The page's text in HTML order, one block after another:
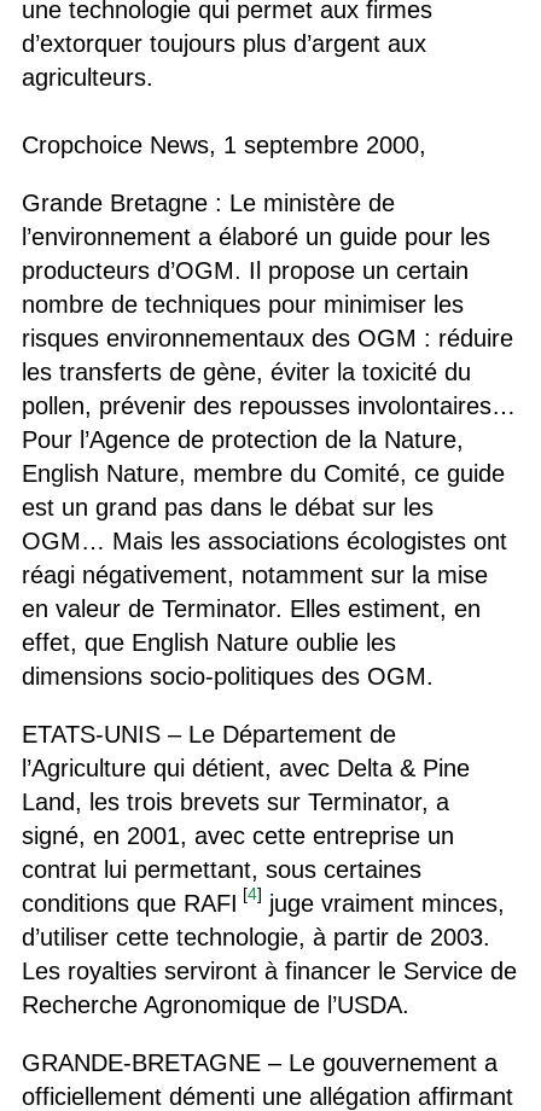
une technologie qui permet aux firmes
d’extorquer toujours plus d’argent aux
agriculteurs.
Cropchoice News, 1 septembre 2000,
Grande Bretagne : Le ministère de
l’environnement a élaboré un guide pour les
producteurs d’OGM. Il propose un certain
nombre de techniques pour minimiser les
risques environnementaux des OGM : réduire
les transferts de gène, éviter la toxicité du
pollen, prévenir des repousses involontaires…
Pour l’Agence de protection de la Nature,
English Nature, membre du Comité, ce guide
est un grand pas dans le débat sur les
OGM… Mais les associations écologistes ont
réagi négativement, notamment sur la mise
en valeur de Terminator. Elles estiment, en
effet, que English Nature oublie les
dimensions socio-politiques des OGM.
ETATS-UNIS – Le Département de
l’Agriculture qui détient, avec Delta & Pine
Land, les trois brevets sur Terminator, a
signé, en 2001, avec cette entreprise un
contrat lui permettant, sous certaines
conditions que RAFI [4] juge vraiment minces,
d’utiliser cette technologie, à partir de 2003.
Les royalties serviront à financer le Service de
Recherche Agronomique de l’USDA.
GRANDE-BRETAGNE – Le gouvernement a
officiellement démenti une allégation affirmant